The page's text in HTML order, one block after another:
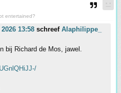
entertained?
13:58 schreef Alaphilippe_
bij Richard de Mos, jawel.